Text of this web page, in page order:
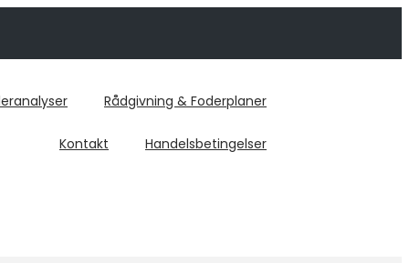
Rådgivning & Foderplaner
Kontakt Handelsbetingelser